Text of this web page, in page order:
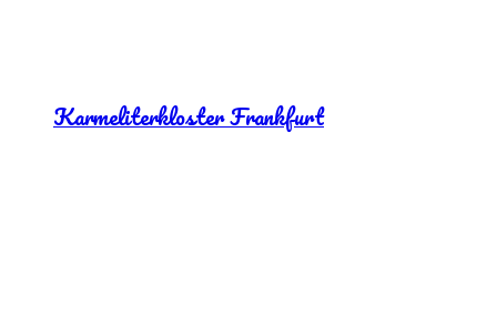
Karmeliterkloster Frankfurt